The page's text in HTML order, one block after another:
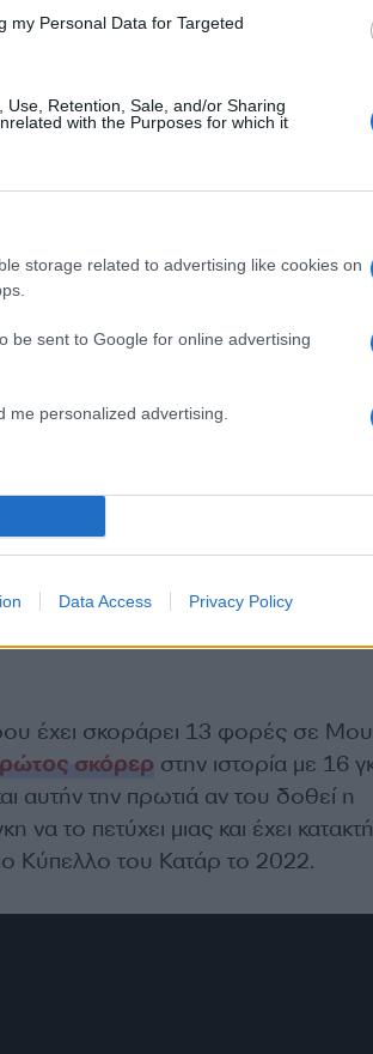
my Personal Data for Targeted
Retention, Sale, and/or Sharing
with the Purposes for which it
storage related to advertising like cookies on
be sent to Google for online advertising
me personalized advertising.
Data Access Privacy Policy
έχει σκοράρει 13 φορές σε
σκόρερ στην ιστορία με 16
αυτήν την πρωτιά αν του δοθεί η
να το πετύχει μιας και έχει
Κύπελλο του Κατάρ το 2022.